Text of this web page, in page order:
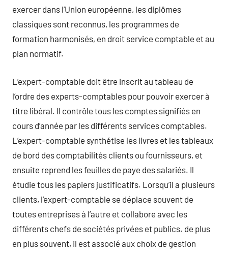
exercer dans l’Union européenne, les diplômes
classiques sont reconnus, les programmes de
formation harmonisés, en droit service comptable et au
plan normatif.
L’expert-comptable doit être inscrit au tableau de
l’ordre des experts-comptables pour pouvoir exercer à
titre libéral. Il contrôle tous les comptes signifiés en
cours d’année par les différents services comptables.
L’expert-comptable synthétise les livres et les tableaux
de bord des comptabilités clients ou fournisseurs, et
ensuite reprend les feuilles de paye des salariés. Il
étudie tous les papiers justificatifs. Lorsqu’il a plusieurs
clients, l’expert-comptable se déplace souvent de
toutes entreprises à l’autre et collabore avec les
différents chefs de sociétés privées et publics. de plus
en plus souvent, il est associé aux choix de gestion